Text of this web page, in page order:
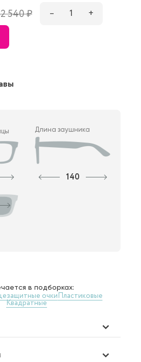
540 ₷ – 1 +
Длина заушника
140
в подборках:
очкиПластиковые
Квадратные